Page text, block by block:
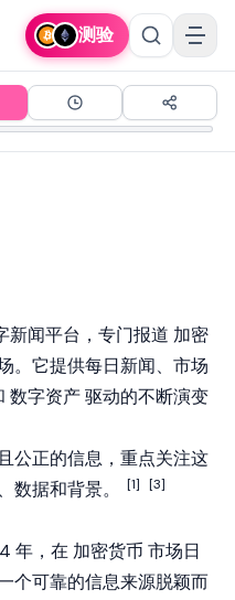
测验
新闻平台，专门报道 加密
。它提供每日新闻、市场
数字资产驱动的不断演变
公正的信息，重点关注这
数据和背景。
[1] [3]
年，在 加密货币 市场日
个可靠的信息来源脱颖而